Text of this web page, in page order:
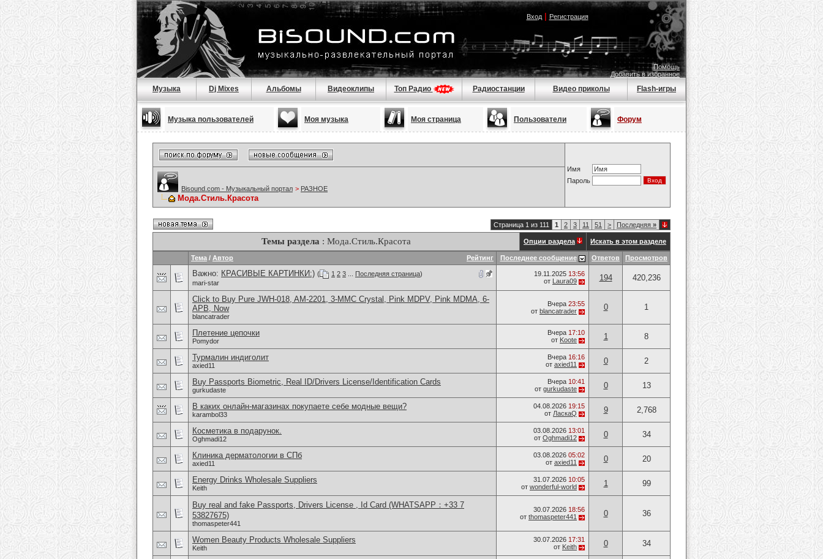
Вход| Регистрация
Помощь
Добавить в избранное
Музыка Dj Mixes Альбомы Видеоклипы Топ Радио Радиостанции Видео приколы Flash-игры
Музыка пользователей Моя музыка Моя страница Пользователи Форум
Имя
Пароль
Bisound.com - Музыкальный портал > РАЗНОЕ
Мода.Стиль.Красота
Страница 1 из 111 1 2 3 11 51 > Последняя »
Темы раздела : Мода.Стиль.Красота Опции раздела Искать в этом разделе
Рейтинг
Тема / Автор Последнее сообщение Ответов Просмотров
Важно: КРАСИВЫЕ КАРТИНКИ:) ( 1 2 3 Последняя страница)
mari-star
19.11.2025 13:56
от Laura09 194 420,236
Click to Buy Pure JWH-018, AM-2201, 3-MMC Crystal, Pink MDPV, Pink MDMA, 6-
APB, Now
blancatrader
Вчера 23:55
от blancatrader 0 1
Плетение цепочки
Pomydor
Вчера 17:10
от Koote 1 8
Турмалин индиголит
axied11
Вчера 16:16
от axied11 0 2
Buy Passports Biometric, Real ID/Drivers License/Identification Cards
gurkudaste
Вчера 10:41
от gurkudaste 0 13
В каких онлайн-магазинах покупаете себе модные вещи?
karambol33
04.08.2026 19:15
от ЛаскаQ 9 2,768
Косметика в подарунок.
Oghmadi12
03.08.2026 13:01
от Oghmadi12 0 34
Клиника дерматологии в СПб
axied11
03.08.2026 05:02
от axied11 0 20
Energy Drinks Wholesale Suppliers
Keith
31.07.2026 10:05
от wonderful-world 1 99
Buy real and fake Passports, Drivers License , Id Card (WHATSAPP：+33 7
53827675)
thomaspeter441
30.07.2026 18:56
от thomaspeter441 0 36
Women Beauty Products Wholesale Suppliers
Keith
30.07.2026 17:31
от Keith 0 34